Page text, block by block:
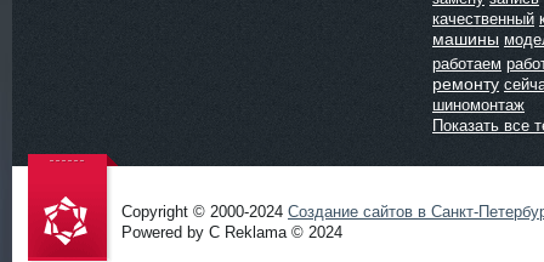
качественный
машины
работаем
ремонту
шиномонтаж
Показать все
Copyright © 2000-2024 Создание сайтов в Санкт-
Powered by C Reklama © 2024